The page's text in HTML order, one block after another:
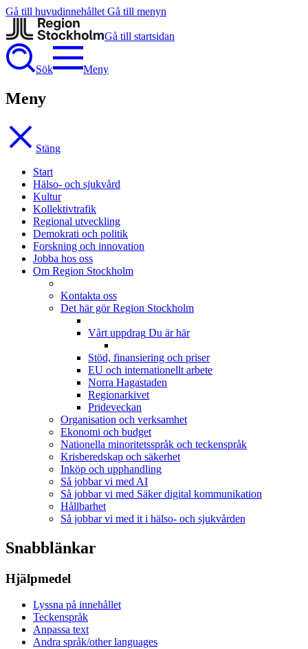
Gå till huvudinnehållet Gå till menyn
Gå till startsidan
Sök Meny
Meny
Stäng
Start
Hälso- och sjukvård
Kultur
Kollektivtrafik
Regional utveckling
Demokrati och politik
Forskning och innovation
Jobba hos oss
Om Region Stockholm
Kontakta oss
Det här gör Region Stockholm
Vårt uppdrag Du är här
Stöd, finansiering och priser
EU och internationellt arbete
Norra Hagastaden
Regionarkivet
Prideveckan
Organisation och verksamhet
Ekonomi och budget
Nationella minoritetsspråk och teckenspråk
Krisberedskap och säkerhet
Inköp och upphandling
Så jobbar vi med AI
Så jobbar vi med Säker digital kommunikation
Hållbarhet
Så jobbar vi med it i hälso- och sjukvården
Snabblänkar
Hjälpmedel
Lyssna på innehållet
Teckenspråk
Anpassa text
Andra språk/other languages